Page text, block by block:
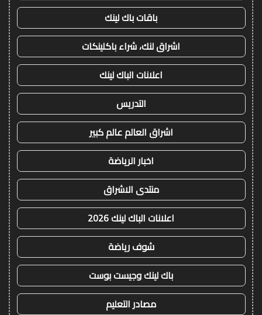
باقات باك لينك
اشراق لنك، شراء باكلينكات
اعلانات الباك لينك
التدريس
اشراق العالم عالم كبير
اخبار الرياضة
منتدى الاشراق
اعلانات الباك لينك 2026
شوف رياضة
باك لينك وجيست بوست
مصادر التعليم